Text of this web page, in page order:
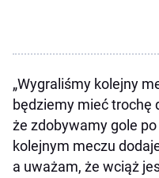
„Wygraliśmy kolejny
będziemy mieć trochę
że zdobywamy gole
kolejnym meczu
a uważam, że wciąż